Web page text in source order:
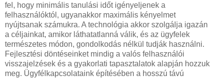
fel, hogy minimális tanulási időt igényeljenek a
felhasználóktól, ugyanakkor maximális kényelmet
nyújtsanak számukra. A technológia akkor szolgálja igazán
a céljainkat, amikor láthatatlanná válik, és az ügyfelek
természetes módon, gondolkodás nélkül tudják használni.
Fejlesztési döntéseinket mindig a valós felhasználói
visszajelzések és a gyakorlati tapasztalatok alapján hozzuk
meg. Ügyfélkapcsolataink építésében a hosszú távú